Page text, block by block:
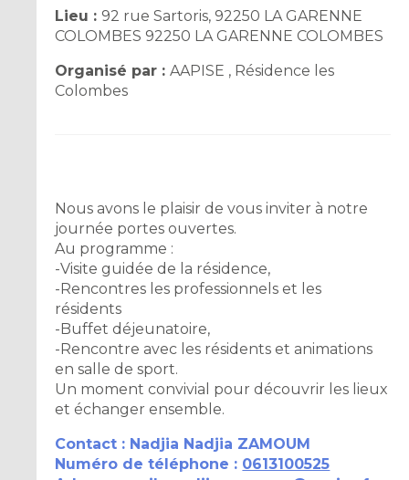
Lieu :92 rue Sartoris, 92250 LA GARENNE
COLOMBES 92250 LA GARENNE COLOMBES
Organisé par :AAPISE , Résidence les
Colombes
Nous avons le plaisir de vous inviter à notre
journée portes ouvertes.
Au programme :
-Visite guidée de la résidence,
-Rencontres les professionnels et les
résidents
-Buffet déjeunatoire,
-Rencontre avec les résidents et animations
en salle de sport.
Un moment convivial pour découvrir les lieux
et échanger ensemble.
Contact : Nadjia Nadjia ZAMOUM
Numéro de téléphone : 0613100525